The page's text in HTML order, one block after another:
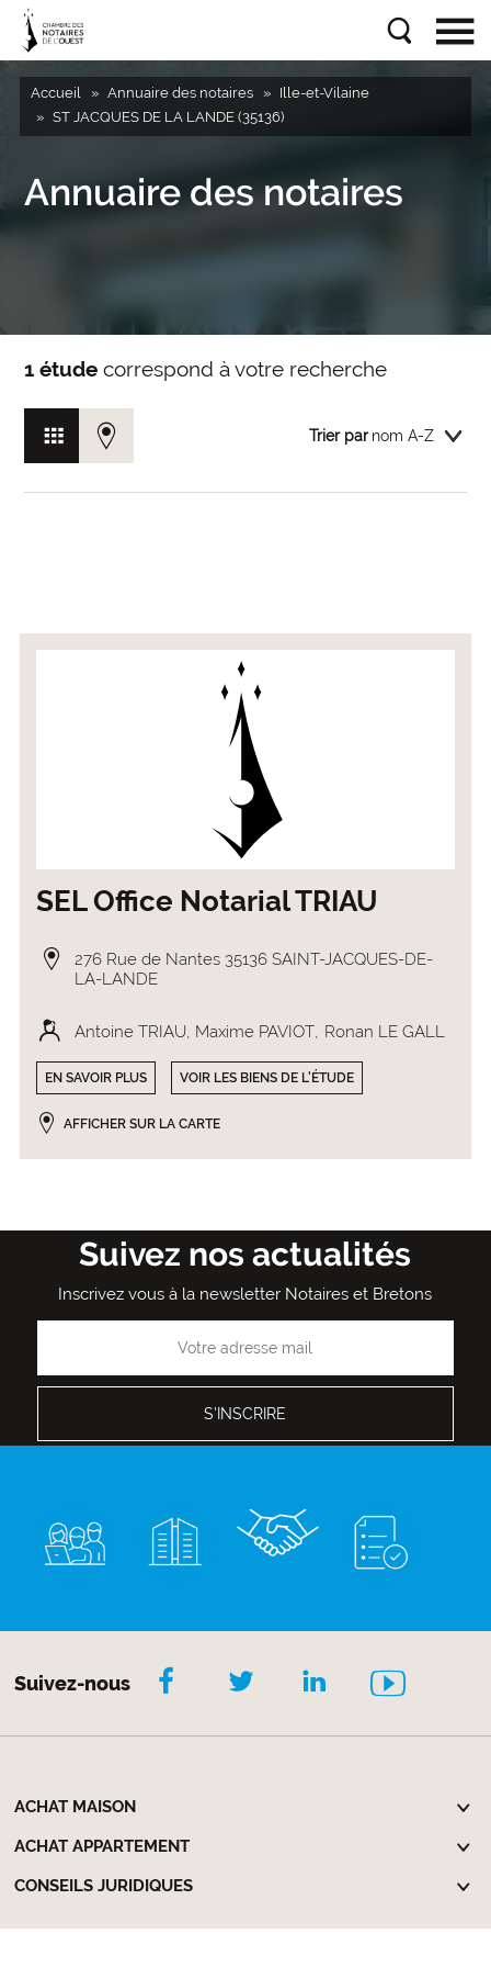
Accueil Annuaire des notaires
Ille-et-Vilaine
ST JACQUES DE LA LANDE (35136)
Annuaire des notaires
1 étude correspond à votre recherche
Trier par
SEL Office Notarial TRIAU
276 Rue de Nantes 35136 SAINT-JACQUES-DE-
LA-LANDE
Antoine TRIAU Maxime PAVIOT Ronan LE GALL
EN SAVOIR PLUS VOIR LES BIENS DE L'ÉTUDE
AFFICHER SUR LA CARTE
Suivez nos actualités
Inscrivez vous à la newsletter Notaires et Bretons
Suivez-nous
ACHAT MAISON
ACHAT APPARTEMENT
CONSEILS JURIDIQUES